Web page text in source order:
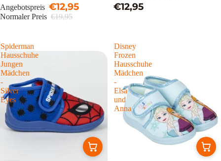
Angebotspreis €12,95
Normaler Preis €19,95
€12,95
Spiderman
Hausschuhe
Jungen
Mädchen
-
Silver
Eyes
Disney
Frozen
Hausschuhe
Mädchen
-
Elsa
und
Anna